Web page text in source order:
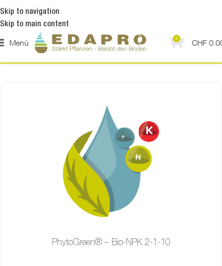
Skip to navigation
Skip to main content
Menü 0 CHF
PhytoGreen® – Bio-NPK 2-1-10